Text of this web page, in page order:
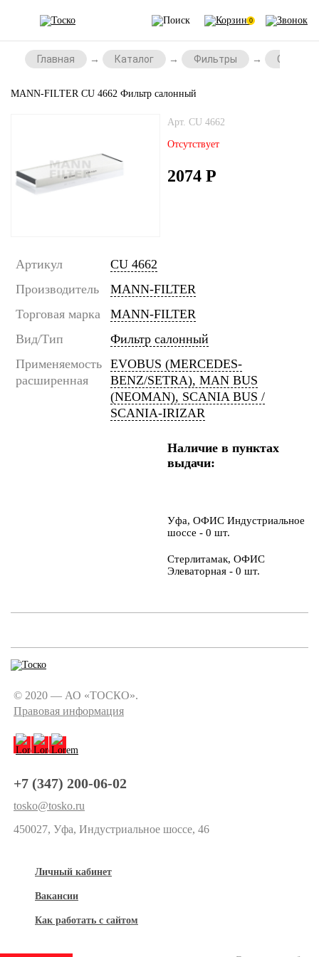
0
Главная Каталог Фильтры
MANN-FILTER CU 4662 Фильтр салонный
Арт. CU 4662
Отсутствует
2074 Р
Артикул
CU 4662
Производитель
MANN-FILTER
Торговая марка
MANN-FILTER
Вид/Тип
Фильтр салонный
Применяемость
расширенная
EVOBUS (MERCEDES-
BENZ/SETRA), MAN BUS
(NEOMAN), SCANIA BUS /
SCANIA-IRIZAR
Наличие в пунктах
выдачи:
Уфа, ОФИС Индустриальное
шоссе - 0 шт.
Стерлитамак, ОФИС
Элеваторная - 0 шт.
© 2020 — АО «ТОСКО».
Правовая информация
+7 (347) 200-06-02
tosko@tosko.ru
450027, Уфа, Индустриальное шоссе, 46
Личный кабинет
Вакансии
Как работать с сайтом